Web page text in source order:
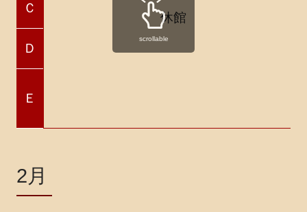
休館
Ｃ
Ｄ
Ｅ
scrollable
2月